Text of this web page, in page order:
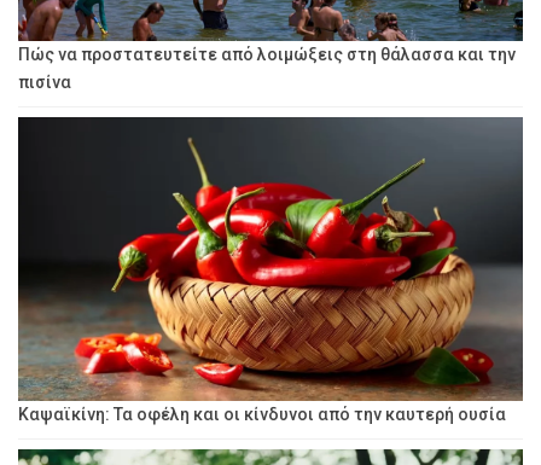
Πώς να προστατευτείτε από λοιμώξεις στη θάλασσα και την
πισίνα
Καψαϊκίνη: Τα οφέλη και οι κίνδυνοι από την καυτερή ουσία